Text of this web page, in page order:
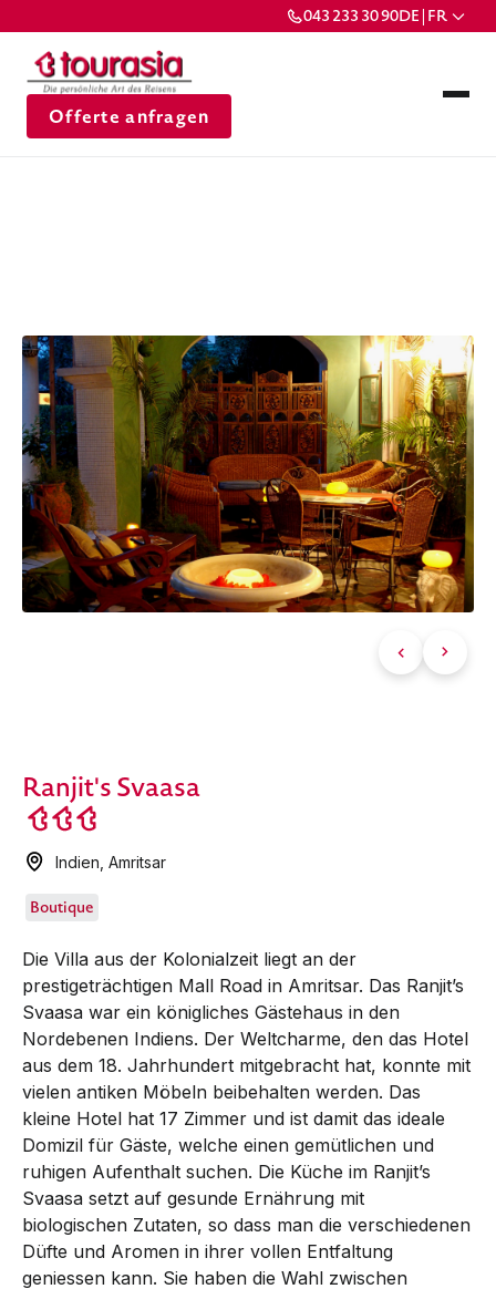
043 233 30 90DE | FR
Offerte anfragen
Ranjit's Svaasa
Indien ,Amritsar
Boutique
Die Villa aus der Kolonialzeit liegt an der
prestigeträchtigen Mall Road in Amritsar. Das Ranjit’s
Svaasa war ein königliches Gäste­haus in den
Nord­ebenen Indiens. Der Welt­charme, den das Hotel
aus dem 18. Jahr­­hundert mit­­gebracht hat, konnte mit
vielen antiken Möbeln beibehalten werden. Das
kleine Hotel hat 17 Zimmer und ist damit das ideale
Domizil für Gäste, welche einen gemütlichen und
ruhigen Aufent­halt suchen. Die Küche im Ranjit’s
Svaasa setzt auf gesunde Ernährung mit
biologischen Zutaten, so dass man die verschiedenen
Düfte und Aromen in ihrer vollen Ent­­fal­tung
geniessen kann. Sie haben die Wahl zwischen